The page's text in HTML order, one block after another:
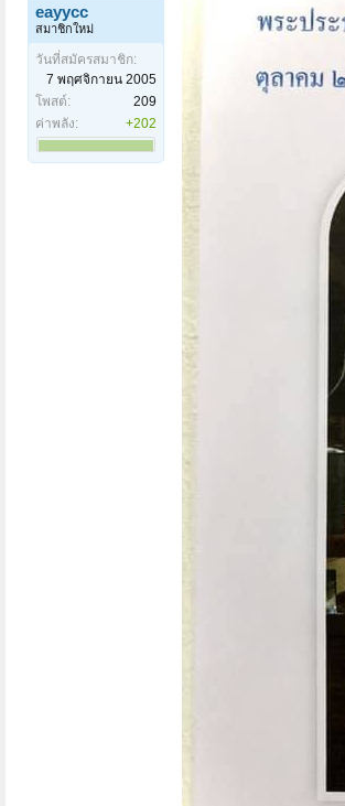
eayycc
สมาชิกใหม่
วันที่สมัครสมาชิก:
7 พฤศจิกายน 2005
โพสต์:
209
ค่าพลัง:
+202